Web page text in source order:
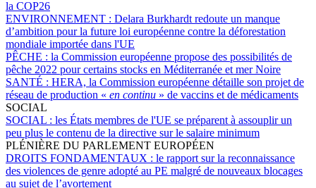
la COP26
ENVIRONNEMENT : Delara Burkhardt redoute un manque
d’ambition pour la future loi européenne contre la déforestation
mondiale importée dans l'UE
PÊCHE : la Commission européenne propose des possibilités de
pêche 2022 pour certains stocks en Méditerranée et mer Noire
SANTÉ : HERA, la Commission européenne détaille son projet de
réseau de production « en continu » de vaccins et de médicaments
SOCIAL
SOCIAL : les États membres de l'UE se préparent à assouplir un
peu plus le contenu de la directive sur le salaire minimum
PLÉNIÈRE DU PARLEMENT EUROPÉEN
DROITS FONDAMENTAUX : le rapport sur la reconnaissance
des violences de genre adopté au PE malgré de nouveaux blocages
au sujet de l’avortement